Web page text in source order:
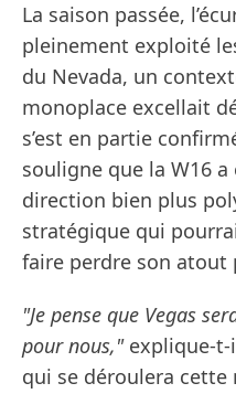
La saison passée,
pleinement exploité
du Nevada, un
monoplace excellait
s’est en partie
souligne que la W16
direction bien plus
stratégique qui
faire perdre son atout
"Je pense que Vegas
pour nous,"explique-t-
qui se déroulera cette